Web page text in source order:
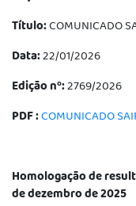
Título:COMUNICADO
Data:22/01/2026
Edição nº:2769/2026
PDF :COMUNICADO
Homologação de
de dezembro de 2025